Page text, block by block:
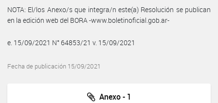
NOTA: El/los Anexo/s que integra/n este(a) Resolución se publican
en la edición web del BORA -www.boletinoficial.gob.ar-
e. 15/09/2021 N° 64853/21 v. 15/09/2021
Fecha de publicación 15/09/2021
Anexo - 1